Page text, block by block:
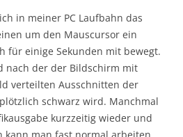
in meiner PC Laufbahn das
um den Mauscursor ein
für einige Sekunden mit bewegt.
nach der der Bildschirm mit
verteilten Ausschnitten der
schwarz wird. Manchmal
kurzzeitig wieder und